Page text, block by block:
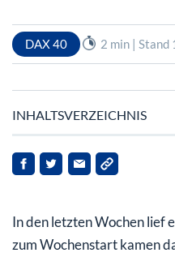
DAX 40 2 min | Stand
INHALTSVERZEICHNIS
US-Notenbank Fed:
In den letzten Wochen lief
zum Wochenstart kamen